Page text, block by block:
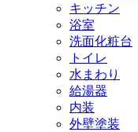
キッチン
浴室
洗面化粧台
トイレ
水まわり
給湯器
内装
外壁塗装